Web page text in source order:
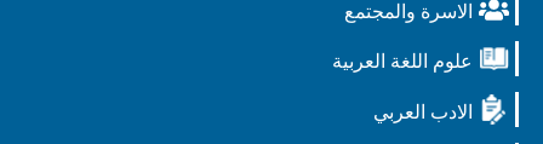
الاسرة والمجتمع
علوم اللغة العربية
الادب العربي